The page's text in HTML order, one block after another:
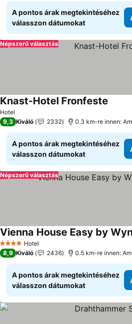
A pontos árak megtekintéséhez
válasszon dátumokat
Népszerű választás
Hotel
Knast-Hotel Fronfeste
9,3 Kiváló 2332 0.3 km-re innen:
A pontos árak megtekintéséhez
válasszon dátumokat
Népszerű választás
4 KategóriaHotel
Vienna House Easy by
8,9 Kiváló 2436 0.5 km-re innen:
A pontos árak megtekintéséhez
válasszon dátumokat